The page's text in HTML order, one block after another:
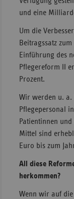
und eine
Um die
Beitragssatz
Einführung des
Pflegereform II
Prozent.
Wir werden u. a.
Pflegepersonal
Patientinnen
Mittel sind
Euro bis zum
All diese
herkommen?
Wenn wir auf